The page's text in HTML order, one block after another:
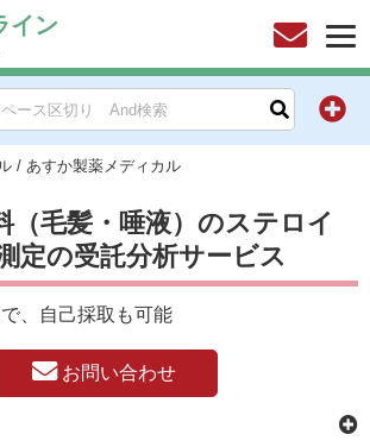
イン
/ あすか製薬メディカル
（毛髪・唾液）のステロイ
定の受託分析サービス
、自己採取も可能
お問い合わせ
一覧